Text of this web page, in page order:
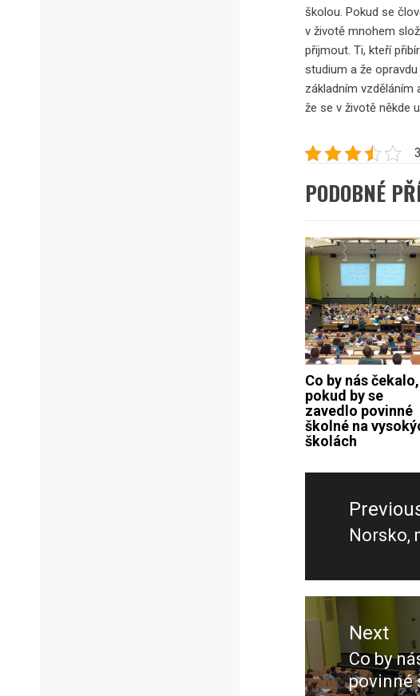
školou. Pokud se
v životě mnohem
přijmout. Ti, kteří
studium a že
základním vzděláním
že se v životě někde
PODOBNÉ
Co by nás čekalo,
pokud by se
zavedlo povinné
školné na
školách
Navigace
příspěvek
Norsko,
Next
Next
Co by
povinné